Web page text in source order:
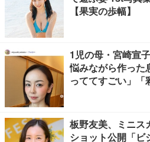
【果実の歩幅】
1児の母・宮崎宣
悩みながら作った
っててすごい」「
板野友美、ミニス
ショット公開「ビ